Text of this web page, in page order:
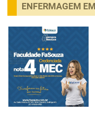
ENFERMAGEM